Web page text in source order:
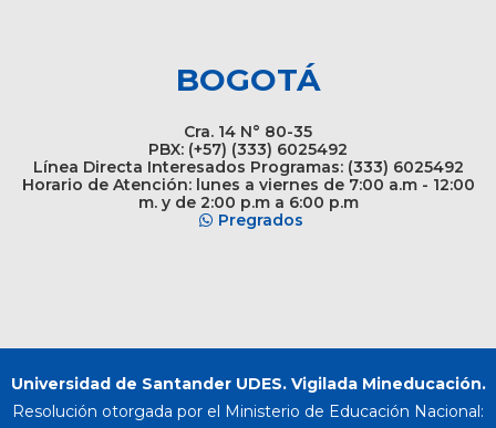
BOGOTÁ
Cra. 14 N° 80-35
PBX: (+57) (333) 6025492
Línea Directa Interesados Programas: (333) 6025492
Horario de Atención: lunes a viernes de 7:00 a.m - 12:00
m. y de 2:00 p.m a 6:00 p.m
Pregrados
Universidad de Santander UDES. Vigilada Mineducación.
Resolución otorgada por el Ministerio de Educación Nacional: